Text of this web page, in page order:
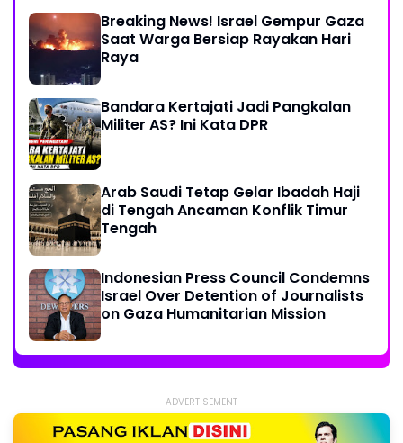
Breaking News! Israel Gempur Gaza
Saat Warga Bersiap Rayakan Hari
Raya
Bandara Kertajati Jadi Pangkalan
Militer AS? Ini Kata DPR
Arab Saudi Tetap Gelar Ibadah Haji
di Tengah Ancaman Konflik Timur
Tengah
Indonesian Press Council Condemns
Israel Over Detention of Journalists
on Gaza Humanitarian Mission
ADVERTISEMENT